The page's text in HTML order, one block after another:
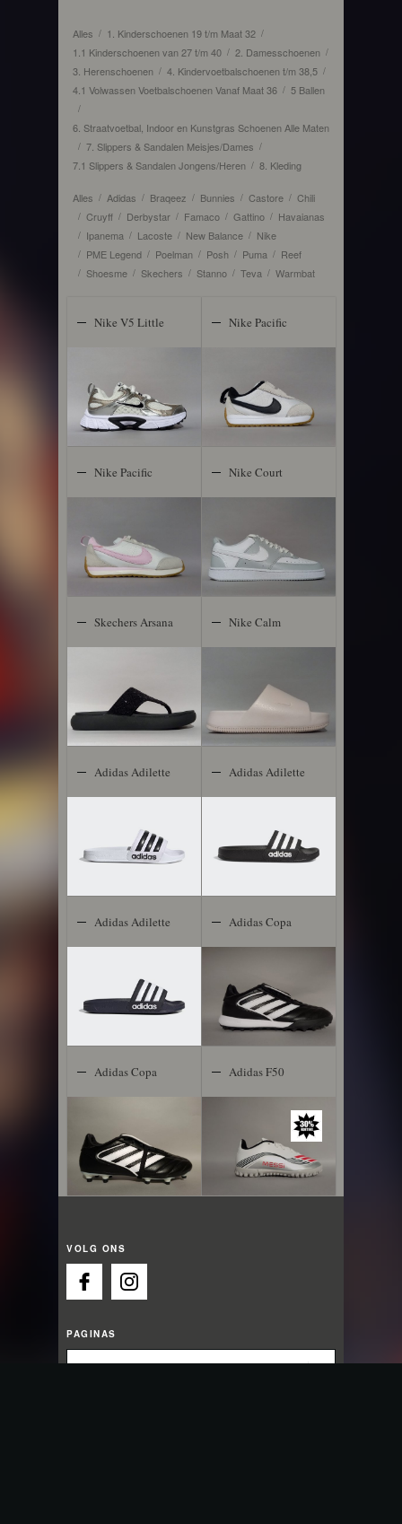
Alles / 1. Kinderschoenen 19 t/m Maat 32 /
1.1 Kinderschoenen van 27 t/m 40 / 2. Damesschoenen /
3. Herenschoenen / 4. Kindervoetbalschoenen t/m 38,5 /
4.1 Volwassen Voetbalschoenen Vanaf Maat 36 / 5 Ballen
/
6. Straatvoetbal, Indoor en Kunstgras Schoenen Alle Maten
/ 7. Slippers & Sandalen Meisjes/Dames /
7.1 Slippers & Sandalen Jongens/Heren / 8. Kleding
Alles / Adidas / Braqeez / Bunnies / Castore / Chili
/ Cruyff / Derbystar / Famaco / Gattino / Havaianas
/ Ipanema / Lacoste / New Balance / Nike
/ PME Legend / Poelman / Posh / Puma / Reef
/ Shoesme / Skechers / Stanno / Teva / Warmbat
Nike V5 Little
Nike Pacific
Nike Pacific
Nike Court
Skechers Arsana
Nike Calm
Adidas Adilette
Adidas Adilette
Adidas Adilette
Adidas Copa
Adidas Copa
Adidas F50
VOLG ONS
PAGINAS